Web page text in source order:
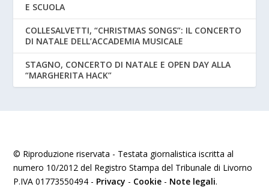
E SCUOLA
COLLESALVETTI, “CHRISTMAS SONGS”: IL CONCERTO
DI NATALE DELL’ACCADEMIA MUSICALE
STAGNO, CONCERTO DI NATALE E OPEN DAY ALLA
“MARGHERITA HACK”
© Riproduzione riservata - Testata giornalistica iscritta al
numero 10/2012 del Registro Stampa del Tribunale di Livorno
P.IVA 01773550494 - Privacy - Cookie - Note legali.